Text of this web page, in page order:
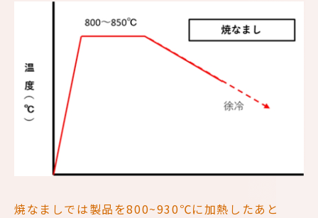
焼なましでは製品を800~930℃に加熱したあと